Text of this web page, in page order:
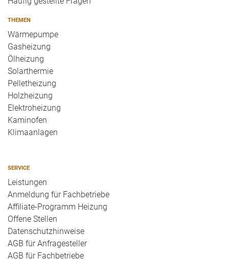
THEMEN
Wärmepumpe
Gasheizung
Ölheizung
Solarthermie
Pelletheizung
Holzheizung
Elektroheizung
Kaminofen
Klimaanlagen
SERVICE
Leistungen
Anmeldung für Fachbetriebe
Affiliate-Programm Heizung
Offene Stellen
Datenschutzhinweise
AGB für Anfragesteller
AGB für Fachbetriebe